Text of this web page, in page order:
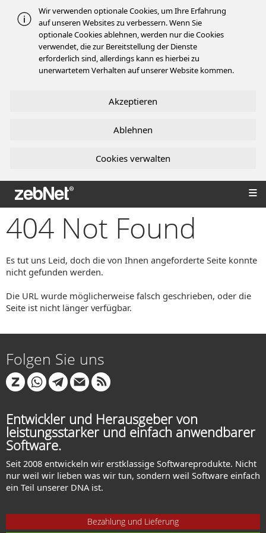
Wir verwenden optionale Cookies, um Ihre Erfahrung
auf unseren Websites zu verbessern. Wenn Sie
optionale Cookies ablehnen, werden nur die Cookies
verwendet, die zur Bereitstellung der Dienste
erforderlich sind, allerdings kann es hierbei zu
unerwartetem Verhalten auf unserer Website kommen.
Akzeptieren
Ablehnen
Cookies verwalten
zebNet®
404 Not Found
Es tut uns Leid, doch die von Ihnen angeforderte Seite konnte
nicht gefunden werden.
Die URL wurde möglicherweise falsch geschrieben, oder die
Seite ist nicht länger verfügbar.
Folgen Sie uns
Entwickler und Herausgeber von
leistungsstarker und einfach anwendbarer
Software.
Seit 2008 entwickeln wir erstklassige Softwareprodukte. Nicht
nur weil wir lieben was wir tun, sondern weil Software einfach
ein Teil unserer DNA ist.
Bezahlung und Lieferung